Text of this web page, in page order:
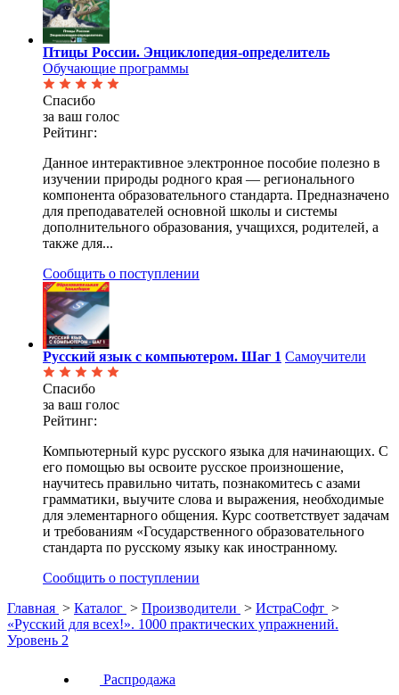
Птицы России. Энциклопедия-определитель
Обучающие программы
Спасибо
за ваш голос
Рейтинг:
Данное интерактивное электронное пособие полезно в
изучении природы родного края — регионального
компонента образовательного стандарта. Предназначено
для преподавателей основной школы и системы
дополнительного образования, учащихся, родителей, а
также для...
Сообщить о поступлении
Русский язык с компьютером. Шаг 1 Самоучители
Спасибо
за ваш голос
Рейтинг:
Компьютерный курс русского языка для начинающих. С
его помощью вы освоите русское произношение,
научитесь правильно читать, познакомитесь с азами
грамматики, выучите слова и выражения, необходимые
для элементарного общения. Курс соответствует задачам
и требованиям «Государственного образовательного
стандарта по русскому языку как иностранному.
Сообщить о поступлении
Главная > Каталог > Производители > ИстраСофт >
«Русский для всех!». 1000 практических упражнений.
Уровень 2
Распродажа